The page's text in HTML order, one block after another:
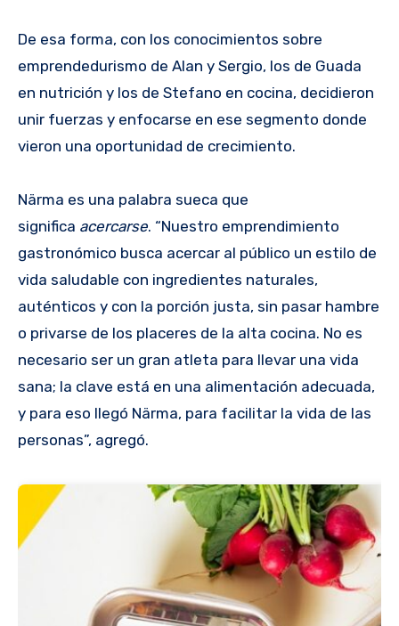
De esa forma, con los conocimientos sobre
emprendedurismo de Alan y Sergio, los de Guada
en nutrición y los de Stefano en cocina, decidieron
unir fuerzas y enfocarse en ese segmento donde
vieron una oportunidad de crecimiento.
Närma es una palabra sueca que
significa acercarse. “Nuestro emprendimiento
gastronómico busca acercar al público un estilo de
vida saludable con ingredientes naturales,
auténticos y con la porción justa, sin pasar hambre
o privarse de los placeres de la alta cocina. No es
necesario ser un gran atleta para llevar una vida
sana; la clave está en una alimentación adecuada,
y para eso llegó Närma, para facilitar la vida de las
personas”, agregó.